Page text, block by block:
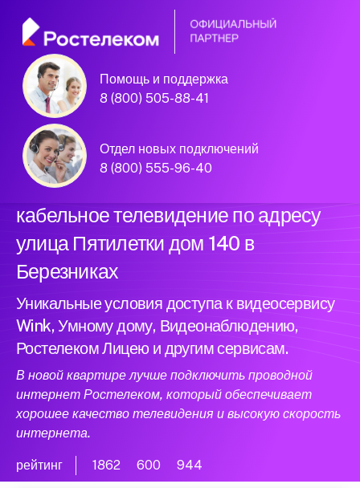
Помощь и поддержка
8 (800) 505-88-41
Отдел новых подключений
8 (800) 555-96-40
Официальный
партнер Ростелеком
Подключили новый интернет и
кабельное телевидение по адресу
улица Пятилетки дом 140 в
Березниках
Уникальные условия доступа к видеосервису
Wink, Умному дому, Видеонаблюдению,
Ростелеком Лицею и другим сервисам.
В новой квартире лучше подключить проводной
интернет Ростелеком, который обеспечивает
хорошее качество телевидения и высокую скорость
интернета.
рейтинг 1862 600 944